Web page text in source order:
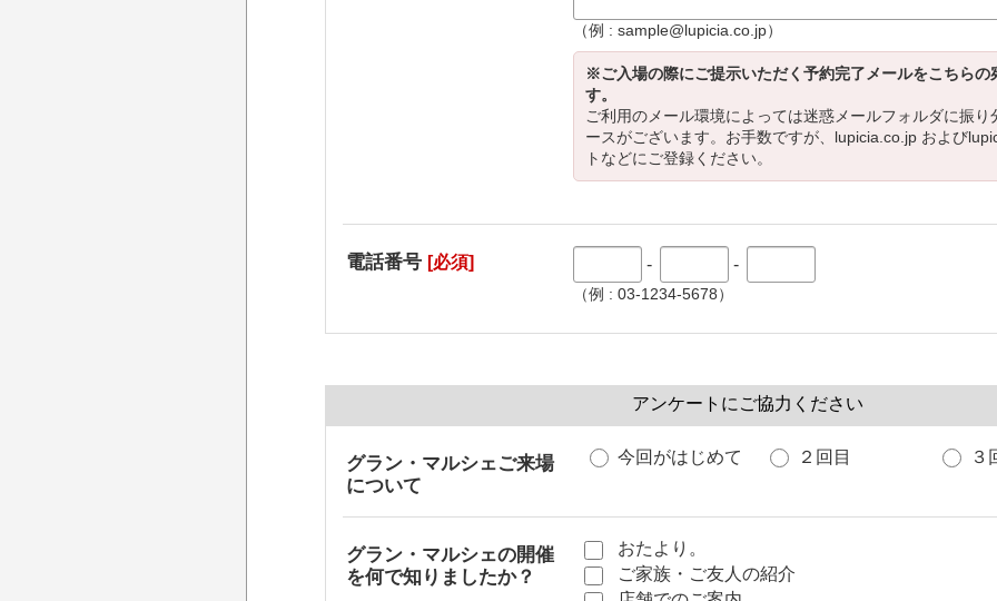
（例 : sample@lupicia.co.jp）
※ご入場の際にご提示いただく予約完了メールをこちらの
す。
ご利用のメール環境によっては迷惑メールフォルダに振り
ースがございます。お手数ですが、lupicia.co.jp および
トなどにご登録ください。
電話番号[必須] - -
（例 : 03-1234-5678）
アンケートにご協力ください
グラン・マルシェご来場
について
今回がはじめて ２回目 ３
グラン・マルシェの開催
を何で知りましたか？
おたより。
ご家族・ご友人の紹介